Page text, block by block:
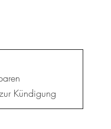
Kündigung